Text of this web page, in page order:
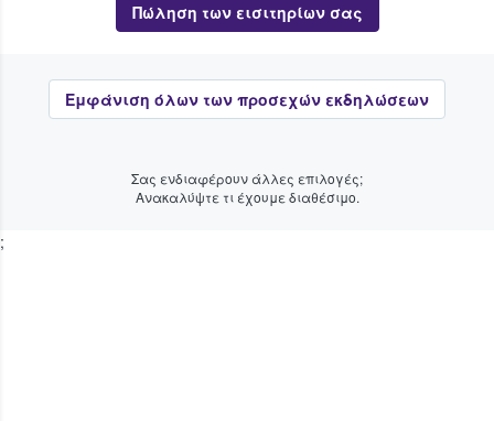
Πώληση των εισιτηρίων σας
Εμφάνιση όλων των προσεχών εκδηλώσεων
Σας ενδιαφέρουν άλλες επιλογές;
Ανακαλύψτε τι έχουμε διαθέσιμο.
;